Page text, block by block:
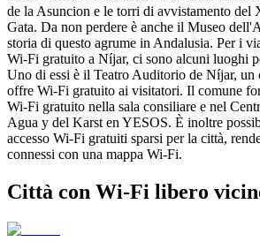
de la Asuncion e le torri di avvistamento del
Gata. Da non perdere è anche il Museo
storia di questo agrume in Andalusia. Per i
Wi-Fi gratuito a Níjar, ci sono alcuni luoghi
Uno di essi è il Teatro Auditorio de Níjar, un
offre Wi-Fi gratuito ai visitatori. Il comune
Wi-Fi gratuito nella sala consiliare e nel
Agua y del Karst en YESOS. È inoltre
accesso Wi-Fi gratuiti sparsi per la città,
connessi con una mappa Wi-Fi.
Città con Wi-Fi libero